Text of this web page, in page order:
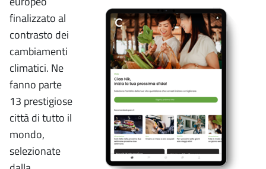
finalizzato al
contrasto dei
cambiamenti
climatici. Ne
fanno parte
13 prestigiose
città di tutto il
mondo,
selezionate